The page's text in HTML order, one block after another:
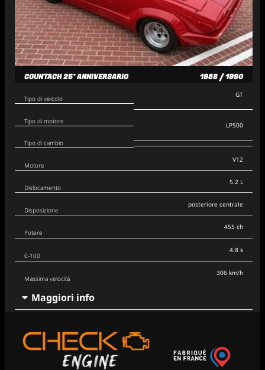
COUNTACH 25° ANNIVERSARIO 1988 / 1990
Tipo di veicolo
Tipo di motore
Tipo di cambio
GT
LP500
Motore
Dislocamento
Disposizione
V12
5.2 L
posteriore centrale
Potere
0-100
Massima velocità
455 ch
4.8 s
306 km/h
Maggiori info